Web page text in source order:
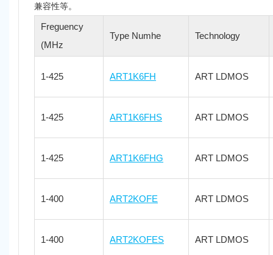
兼容性等。
Freguency
(MHz
Type Numhe Technology
1-425 ART1K6FH ART LDMOS
1-425 ART1K6FHS ART LDMOS
1-425 ART1K6FHG ART LDMOS
1-400 ART2KOFE ART LDMOS
1-400 ART2KOFES ART LDMOS